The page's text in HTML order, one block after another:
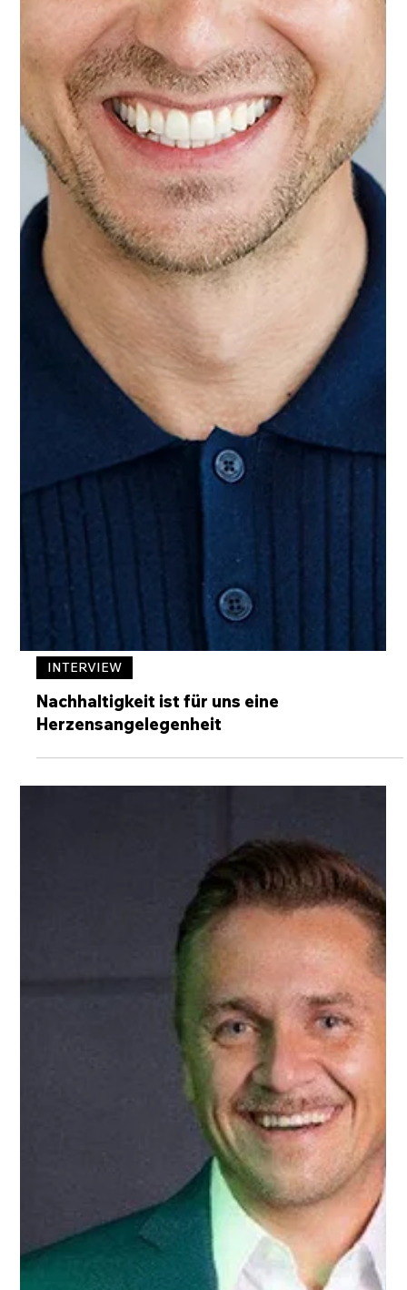
Nachhaltigkeit ist für uns eine
Herzensangelegenheit